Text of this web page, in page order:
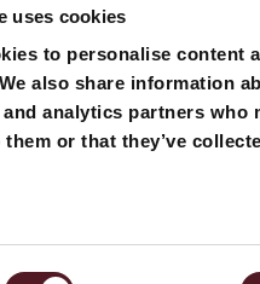
uses cookies
to personalise content
also share information
analytics partners who
or that they’ve
News
Kontakt
Chips
Brot,